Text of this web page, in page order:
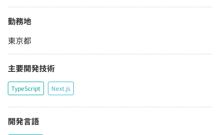
勤務地
東京都
主要開発技術
TypeScript Next.js
開発言語